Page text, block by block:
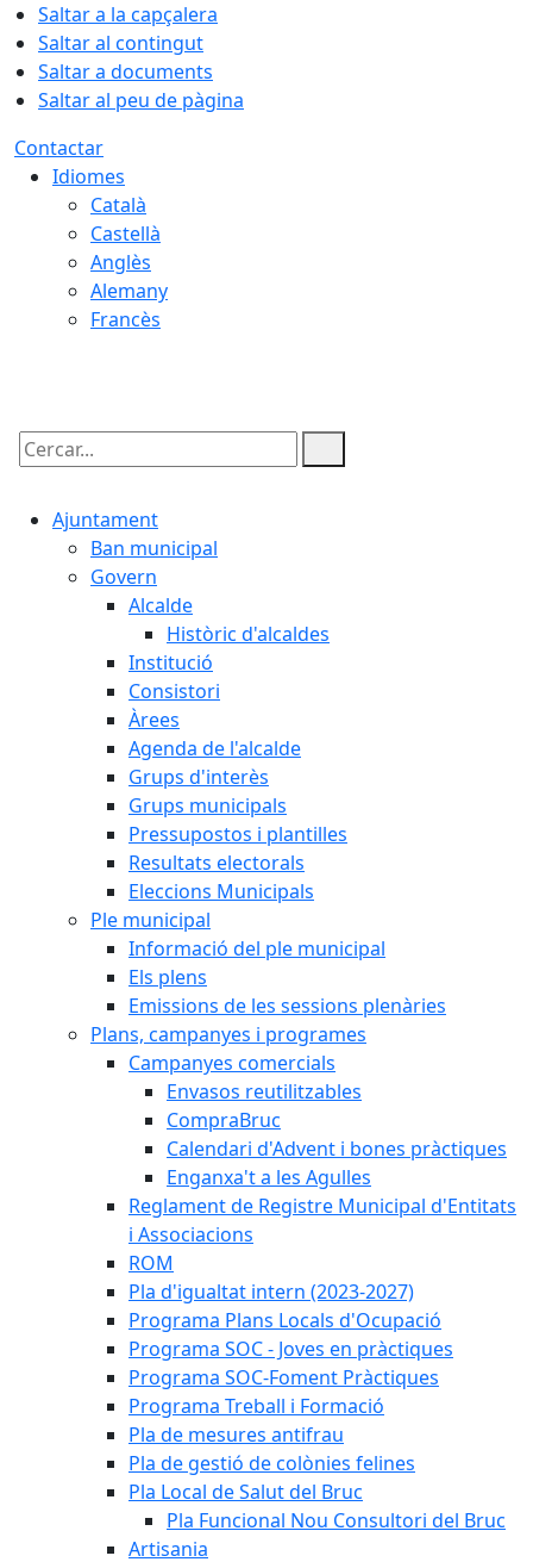
Saltar a la capçalera
Saltar al contingut
Saltar a documents
Saltar al peu de pàgina
Contactar
Idiomes
Català
Castellà
Anglès
Alemany
Francès
Cercar:
Ajuntament
Ban municipal
Govern
Alcalde
Històric d'alcaldes
Institució
Consistori
Àrees
Agenda de l'alcalde
Grups d'interès
Grups municipals
Pressupostos i plantilles
Resultats electorals
Eleccions Municipals
Ple municipal
Informació del ple municipal
Els plens
Emissions de les sessions plenàries
Plans, campanyes i programes
Campanyes comercials
Envasos reutilitzables
CompraBruc
Calendari d'Advent i bones pràctiques
Enganxa't a les Agulles
Reglament de Registre Municipal d'Entitats
i Associacions
ROM
Pla d'igualtat intern (2023-2027)
Programa Plans Locals d'Ocupació
Programa SOC - Joves en pràctiques
Programa SOC-Foment Pràctiques
Programa Treball i Formació
Pla de mesures antifrau
Pla de gestió de colònies felines
Pla Local de Salut del Bruc
Pla Funcional Nou Consultori del Bruc
Artisania